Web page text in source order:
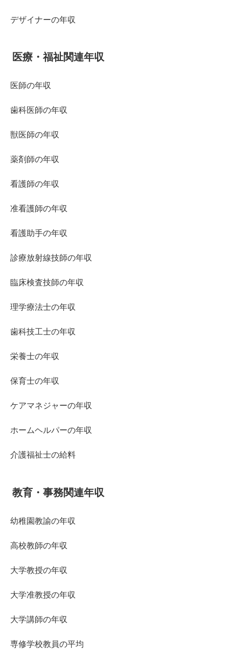
デザイナーの年収
医療・福祉関連年収
医師の年収
歯科医師の年収
獣医師の年収
薬剤師の年収
看護師の年収
准看護師の年収
看護助手の年収
診療放射線技師の年収
臨床検査技師の年収
理学療法士の年収
歯科技工士の年収
栄養士の年収
保育士の年収
ケアマネジャーの年収
ホームヘルパーの年収
介護福祉士の給料
教育・事務関連年収
幼稚園教諭の年収
高校教師の年収
大学教授の年収
大学准教授の年収
大学講師の年収
専修学校教員の平均